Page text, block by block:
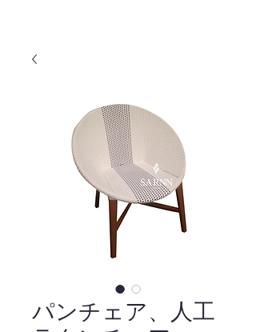
パンチェア、人工